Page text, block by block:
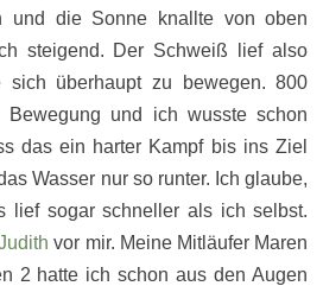
und die Sonne knallte von oben
steigend. Der Schweiß lief also
sich überhaupt zu bewegen. 800
Bewegung und ich wusste schon
das ein harter Kampf bis ins Ziel
Wasser nur so runter. Ich glaube,
lief sogar schneller als ich selbst.
vor mir. Meine Mitläufer Maren
2 hatte ich schon aus den Augen